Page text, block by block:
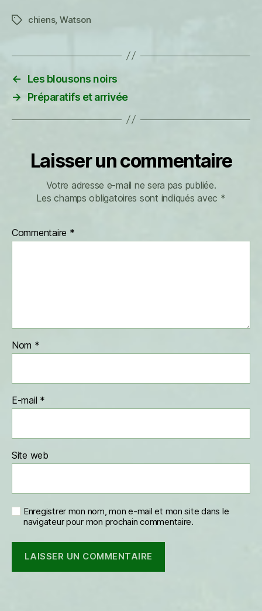
Étiquettes
chiens, Watson
←
Les blousons noirs
→
Préparatifs et arrivée
Laisser un commentaire
Votre adresse e-mail ne sera pas publiée.
Les champs obligatoires sont indiqués avec *
Commentaire *
Nom *
E-mail *
Site web
Enregistrer mon nom, mon e-mail et mon site dans le
navigateur pour mon prochain commentaire.